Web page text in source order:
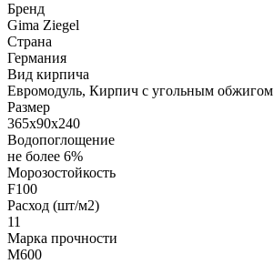
Бренд
Gima Ziegel
Страна
Германия
Вид кирпича
Евромодуль, Кирпич с угольным обжигом
Размер
365х90х240
Водопоглощение
не более 6%
Морозостойкость
F100
Расход (шт/м2)
11
Марка прочности
M600